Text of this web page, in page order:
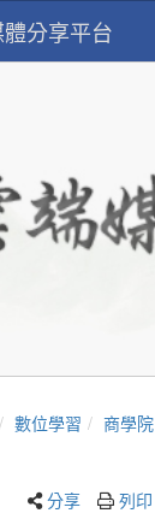
分享平台
數位學習 商學院
分享 列印